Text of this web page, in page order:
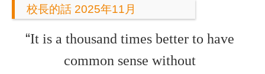
校長的話 2025年11月
“It is a thousand times better to have
common sense without